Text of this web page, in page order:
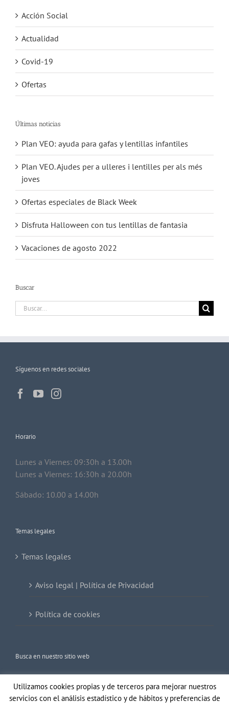
Acción Social
Actualidad
Covid-19
Ofertas
Últimas noticias
Plan VEO: ayuda para gafas y lentillas infantiles
Plan VEO. Ajudes per a ulleres i lentilles per als més
joves
Ofertas especiales de Black Week
Disfruta Halloween con tus lentillas de fantasia
Vacaciones de agosto 2022
Buscar
Buscar:
Síguenos en redes sociales
Horario
Lunes a Viernes: 09:30h a 13.00h
Lunes a Viernes: 16:30h a 20.00h
Sábado: 10.00 a 14.00h
Temas legales
Temas legales
Aviso legal | Política de Privacidad
Política de cookies
Busca en nuestro sitio web
Buscar:
Utilizamos cookies propias y de terceros para mejorar nuestros
servicios con el análisis estadístico y de hábitos y preferencias de